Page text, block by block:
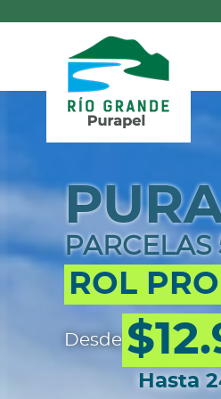
ROL
Desde
Hasta